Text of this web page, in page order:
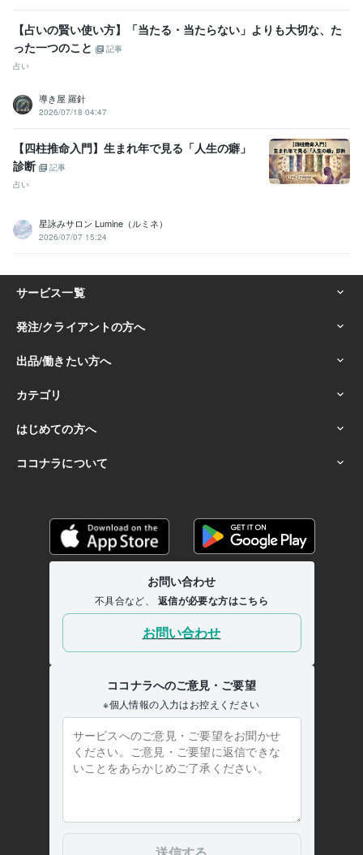
【占いの賢い使い方】「当たる・当たらない」よりも大切な、た
った一つのこと
記事
占い
導き屋 羅針
2026/07/18 04:47
【四柱推命入門】生まれ年で見る「人生の癖」
診断
記事
占い
星詠みサロン Lumine（ルミネ）
2026/07/07 15:24